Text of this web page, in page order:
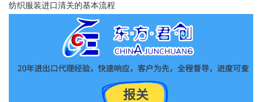
纺织服装进口清关的基本流程